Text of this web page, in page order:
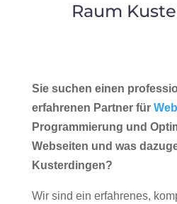
Raum
Sie suchen einen
erfahrenen Partner für
Programmierung und
Webseiten und was
Kusterdingen?
Wir sind ein erfahrenes,